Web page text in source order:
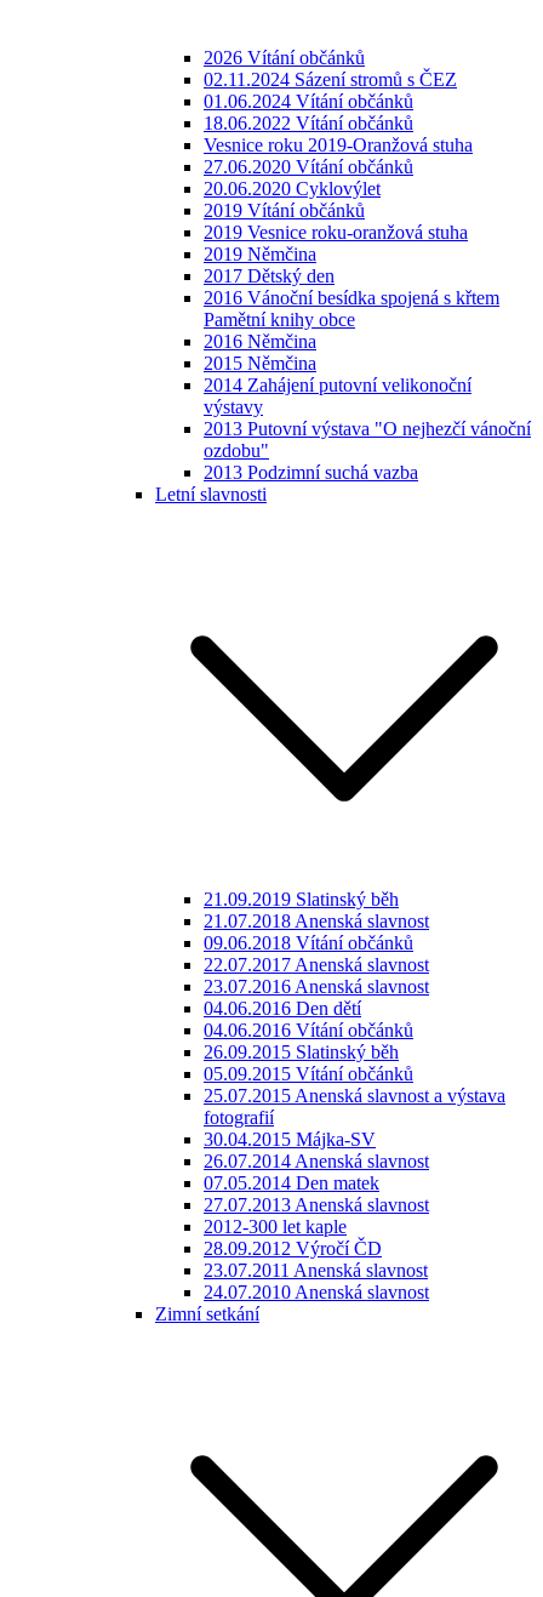
2026 Vítání občánků
02.11.2024 Sázení stromů s ČEZ
01.06.2024 Vítání občánků
18.06.2022 Vítání občánků
Vesnice roku 2019-Oranžová stuha
27.06.2020 Vítání občánků
20.06.2020 Cyklovýlet
2019 Vítání občánků
2019 Vesnice roku-oranžová stuha
2019 Němčina
2017 Dětský den
2016 Vánoční besídka spojená s křtem
Pamětní knihy obce
2016 Němčina
2015 Němčina
2014 Zahájení putovní velikonoční
výstavy
2013 Putovní výstava "O nejhezčí vánoční
ozdobu"
2013 Podzimní suchá vazba
Letní slavnosti
21.09.2019 Slatinský běh
21.07.2018 Anenská slavnost
09.06.2018 Vítání občánků
22.07.2017 Anenská slavnost
23.07.2016 Anenská slavnost
04.06.2016 Den dětí
04.06.2016 Vítání občánků
26.09.2015 Slatinský běh
05.09.2015 Vítání občánků
25.07.2015 Anenská slavnost a výstava
fotografií
30.04.2015 Májka-SV
26.07.2014 Anenská slavnost
07.05.2014 Den matek
27.07.2013 Anenská slavnost
2012-300 let kaple
28.09.2012 Výročí ČD
23.07.2011 Anenská slavnost
24.07.2010 Anenská slavnost
Zimní setkání